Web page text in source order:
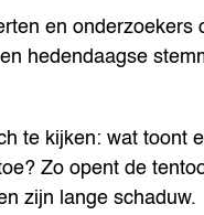
en
hedendaagse
te kijken: wat toont
Zo opent de
zijn lange schaduw.